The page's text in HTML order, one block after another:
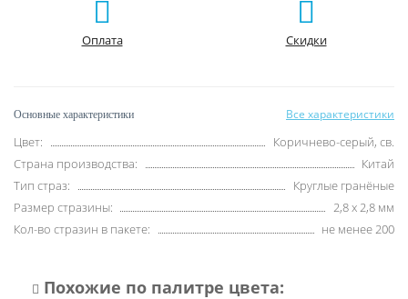
Оплата Скидки
Основные характеристики Все характеристики
Цвет:
Коричнево-серый, св.
Страна производства:
Китай
Тип страз:
Круглые гранёные
Размер стразины:
2,8 х 2,8 мм
Кол-во стразин в пакете:
не менее 200
Похожие по палитре цвета: